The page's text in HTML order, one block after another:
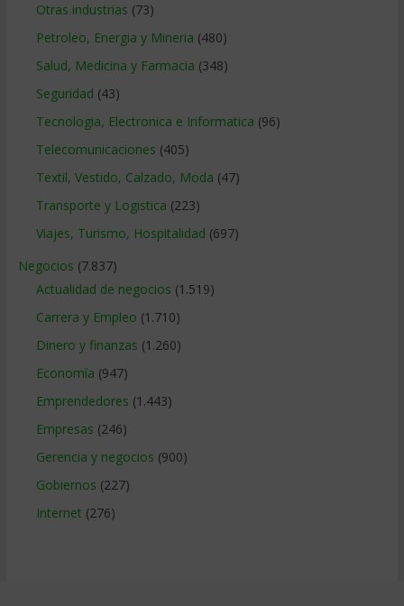
Otras industrias (73)
Petroleo, Energia y Mineria (480)
Salud, Medicina y Farmacia (348)
Seguridad (43)
Tecnologia, Electronica e Informatica (96)
Telecomunicaciones (405)
Textil, Vestido, Calzado, Moda (47)
Transporte y Logistica (223)
Viajes, Turismo, Hospitalidad (697)
Negocios (7.837)
Actualidad de negocios (1.519)
Carrera y Empleo (1.710)
Dinero y finanzas (1.260)
Economía (947)
Emprendedores (1.443)
Empresas (246)
Gerencia y negocios (900)
Gobiernos (227)
Internet (276)